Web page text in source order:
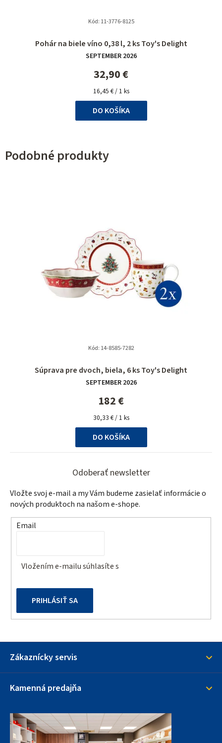
Pohár na biele víno 0,38 l, 2 ks Toy's Delight
hodnotenie
produktu
je
5,0
z
5
hviezdičiek.
SEPTEMBER 2026
32,90 €
Jednotková
cena:
16,45 € / 1 ks
DO KOŠÍKA
Kód: 11-3776-8125
Podobné produkty
Súprava pre dvoch, biela, 6 ks Toy's Delight
hodnotenie
produktu
je
5,0
z
5
hviezdičiek.
SEPTEMBER 2026
182 €
Jednotková
cena:
30,33 € / 1 ks
DO KOŠÍKA
Kód: 14-8585-7282
Odoberať newsletter
Vložte svoj e-mail a my Vám budeme zasielať informácie o
nových produktoch na našom e-shope.
Email
Vložením e-mailu súhlasíte s
PRIHLÁSIŤ SA
Zákaznícky servis
Kamenná predajňa